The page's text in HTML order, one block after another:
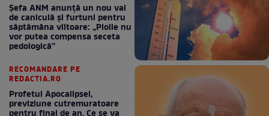
Șefa ANM anunță un nou val
de caniculă și furtuni pentru
săptămâna viitoare: „Ploile nu
vor putea compensa seceta
pedologică”
RECOMANDARE PE
REDACTIA.RO
Profetul Apocalipsei,
previziune cutremuratoare